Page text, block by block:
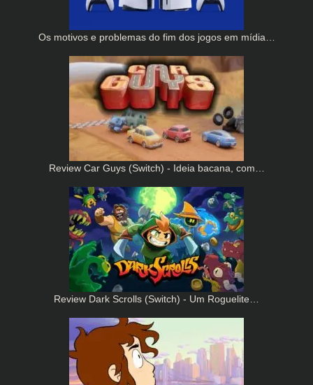
Os motivos e problemas do fim dos jogos em mídia…
Review Car Guys (Switch) - Ideia bacana, com…
Review Dark Scrolls (Switch) - Um Roguelite…